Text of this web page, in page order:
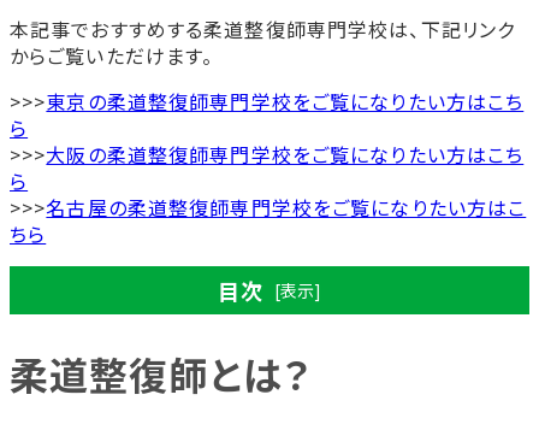
本記事でおすすめする柔道整復師専門学校は、下記リンク
からご覧いただけます。
>>>東京の柔道整復師専門学校をご覧になりたい方はこち
ら
>>>大阪の柔道整復師専門学校をご覧になりたい方はこち
ら
>>>名古屋の柔道整復師専門学校をご覧になりたい方はこ
ちら
目次 [表示]
柔道整復師とは？
柔道整復師とは？